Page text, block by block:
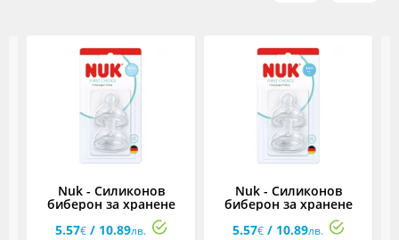
Nuk - Силиконов
биберон за хранене
First Choice, 2 броя,
размер S, 0м+
5.57€/ 10.89лв.
Nuk - Силиконов
биберон за хранене
First Choice, 2 броя,
размер M, 3м+
5.57€/ 10.89лв.